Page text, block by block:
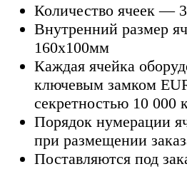
Количество ячеек —
Внутренний размер
160х100мм
Каждая ячейка
ключевым замком
секретностью 10 000
Порядок нумерации
при размещении
Поставляются под